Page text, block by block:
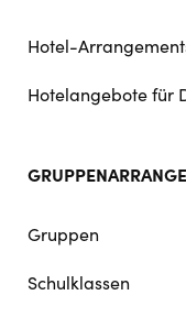
Hotel-
Hotelangebote für
Gruppen
Schulklassen